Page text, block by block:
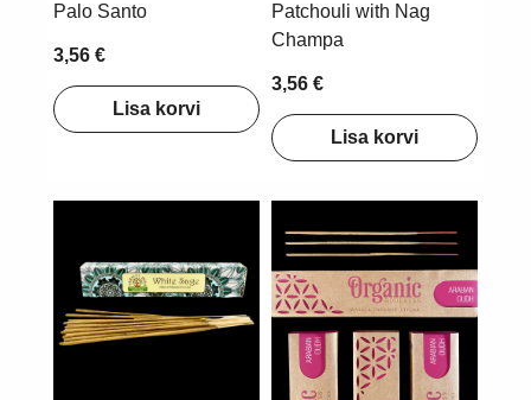
Palo Santo
3,56 €
Lisa korvi
Patchouli with Nag
Champa
3,56 €
Lisa korvi